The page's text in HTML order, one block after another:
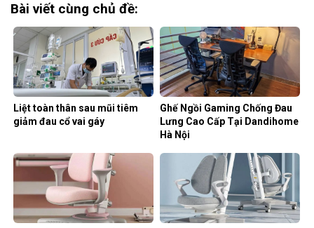
Bài viết cùng chủ đề:
Liệt toàn thân sau mũi tiêm
giảm đau cổ vai gáy
Ghế Ngồi Gaming Chống Đau
Lưng Cao Cấp Tại Dandihome
Hà Nội